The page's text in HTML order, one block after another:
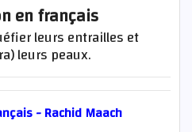
en français
leurs entrailles et
leurs peaux.
- Rachid Maach